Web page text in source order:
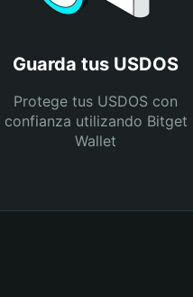
Guarda tus USDOS
Protege tus USDOS con
confianza utilizando Bitget
Wallet